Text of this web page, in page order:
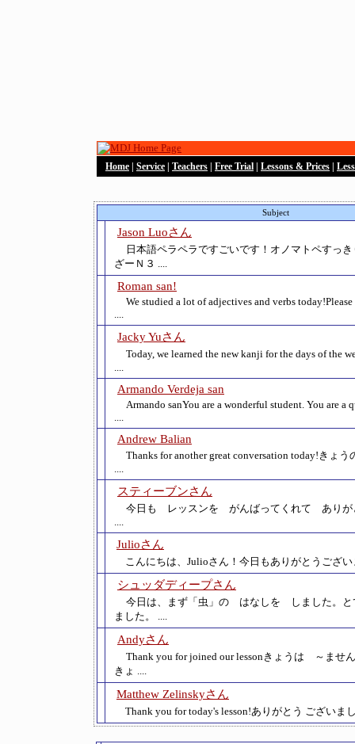
Home Service Teachers Free Trial Lessons & Prices
Subject
Jason Luoさん
日本語ペラペラですごいです！オノマトペすっ
ざーＮ３ ....
Roman san!
We studied a lot of adjectives and verbs
....
Jacky Yuさん
Today, we learned the new kanji for the days of the
....
Armando Verdeja san
Armando sanYou are a wonderful student. You are a
....
Andrew Balian
Thanks for another great conversation today!きょう
....
スティーブンさん
今日も レッスンを がんばってくれて ありが
....
Julioさん
こんにちは、Julioさん！今日もありがとうござい
シュッダディープさん
今日は、まず「虫」の はなしを しました。
ました。 ....
Andyさん
Thank you for joined our lessonきょうは ～ませ
きょ ....
Matthew Zelinskyさん
Thank you for today's lesson!ありがとう ございま